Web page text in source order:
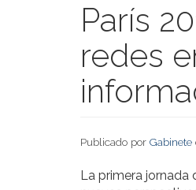
París
redes
Publicado por Gabinete
La primera jornada